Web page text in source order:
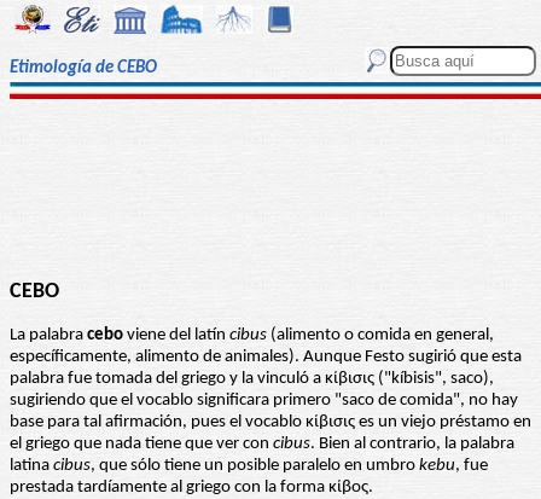
Etimología de CEBO
CEBO
La palabra cebo viene del latín cibus (alimento o comida en general,
específicamente, alimento de animales). Aunque Festo sugirió que esta
palabra fue tomada del griego y la vinculó a κίβισις ("kíbisis", saco),
sugiriendo que el vocablo significara primero "saco de comida", no hay
base para tal afirmación, pues el vocablo κίβισις es un viejo préstamo en
el griego que nada tiene que ver con cibus. Bien al contrario, la palabra
latina cibus, que sólo tiene un posible paralelo en umbro kebu, fue
prestada tardíamente al griego con la forma κίβος.